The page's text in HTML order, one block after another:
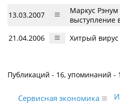
13.03.2007
Маркус Рэнум
выступление
21.04.2006 Хитрый
Публикаций - 16, упоминаний -
Сервисная экономика